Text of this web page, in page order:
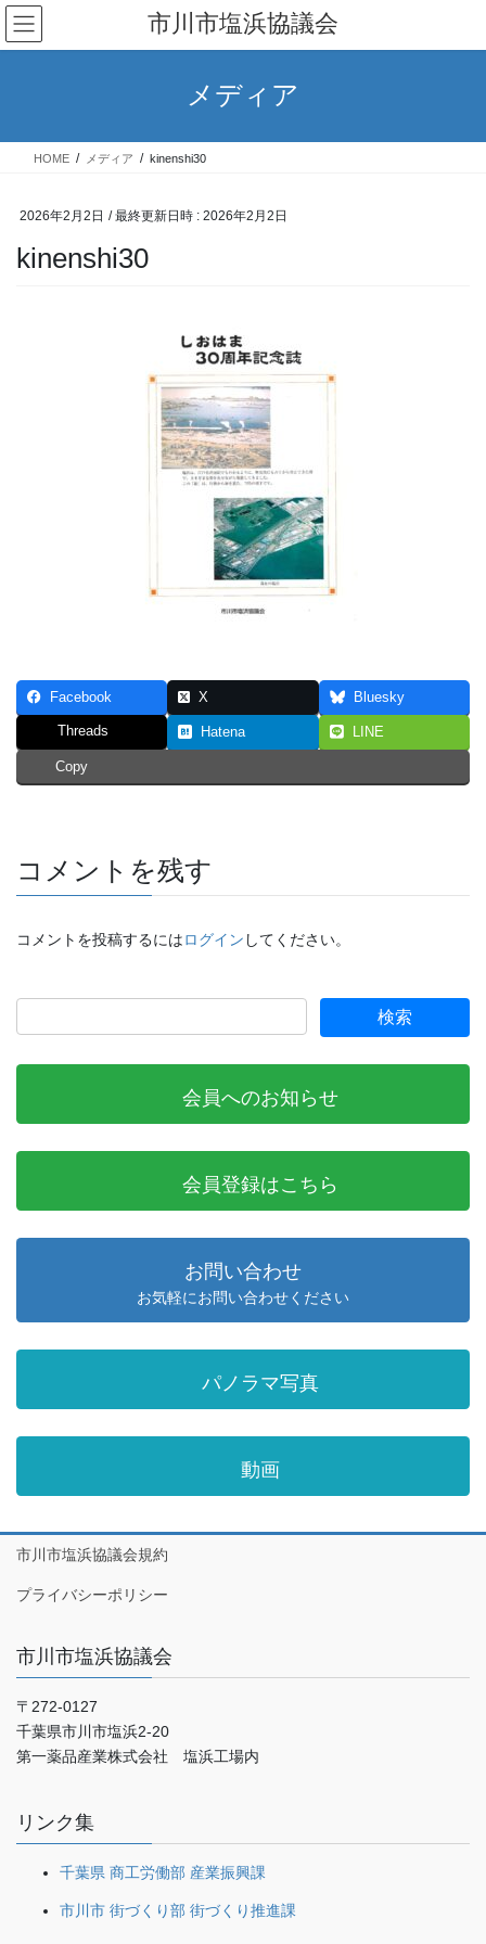
コ
ン
テ
ス
ナ
ビ
ゲ
ン
市川市塩浜協議会
メディア
HOME メディア kinenshi30
2026年2月2日 / 最終更新日時 : 2026年2月2日
kinenshi30
Facebook X Bluesky
Threads Hatena LINE
Copy
コメントを残す
コメントを投稿するにはログイン してください。
会員へのお知らせ
会員登録はこちら
お問い合わせ
お気軽にお問い合わせください
パノラマ写真
動画
市川市塩浜協議会規約
プライバシーポリシー
市川市塩浜協議会
〒272-0127
千葉県市川市塩浜2-20
第一薬品産業株式会社 塩浜工場内
リンク集
千葉県 商工労働部 産業振興課
市川市 街づくり部 街づくり推進課